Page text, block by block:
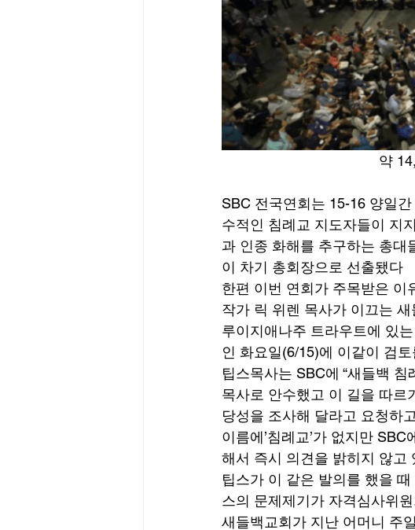
약
SBC 전국연회는 15-16 양일
수적인 침례교 지도자들이 지
과 인종 화해를 추구하는 총대
이 차기 총회장으로 선출됐다
한편 이번 연회가 주목받은 이
작가 릭 위렌 목사가 이끄는
루이지애나주 트라우트에 있
인 화요일(6/15)에 이같이 검
팁스목사는 SBC에 “새들백
목사로 안수했고 이 길을 따르
당성을 조사해 달라고 요청하
이름에’침례교’가 없지만
해서 즉시 의견을 밝히지 않고
팁스가 이 같은 발의를 했을
스의 문제제기가 자격심사위
새들백교회가 지난 어머니 주